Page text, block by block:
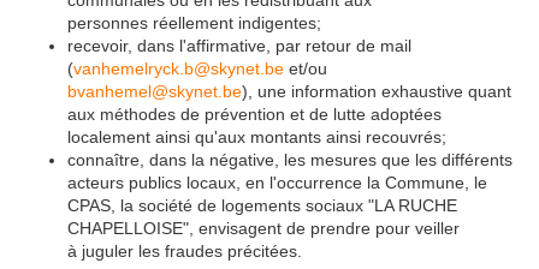
personnes réellement indigentes;
recevoir, dans l'affirmative, par retour de mail
(vanhemelryck.b@skynet.be et/ou
bvanhemel@skynet.be), une information exhaustive quant
aux méthodes de prévention et de lutte adoptées
localement ainsi qu'aux montants ainsi recouvrés;
connaître, dans la négative, les mesures que les différents
acteurs publics locaux, en l'occurrence la Commune, le
CPAS, la société de logements sociaux "LA RUCHE
CHAPELLOISE", envisagent de prendre pour veiller
à juguler les fraudes précitées.